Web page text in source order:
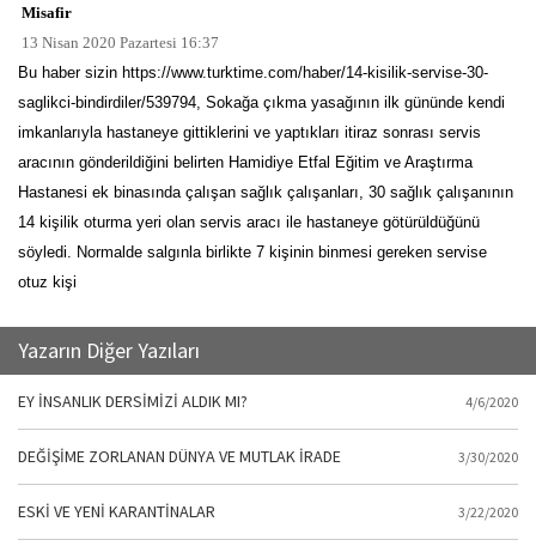
Misafir
13 Nisan 2020 Pazartesi 16:37
Bu haber sizin https://www.turktime.com/haber/14-kisilik-servise-30-
saglikci-bindirdiler/539794, Sokağa çıkma yasağının ilk gününde kendi
imkanlarıyla hastaneye gittiklerini ve yaptıkları itiraz sonrası servis
aracının gönderildiğini belirten Hamidiye Etfal Eğitim ve Araştırma
Hastanesi ek binasında çalışan sağlık çalışanları, 30 sağlık çalışanının
14 kişilik oturma yeri olan servis aracı ile hastaneye götürüldüğünü
söyledi. Normalde salgınla birlikte 7 kişinin binmesi gereken servise
otuz kişi
Yazarın Diğer Yazıları
EY İNSANLIK DERSİMİZİ ALDIK MI? 4/6/2020
DEĞİŞİME ZORLANAN DÜNYA VE MUTLAK İRADE 3/30/2020
ESKİ VE YENİ KARANTİNALAR 3/22/2020